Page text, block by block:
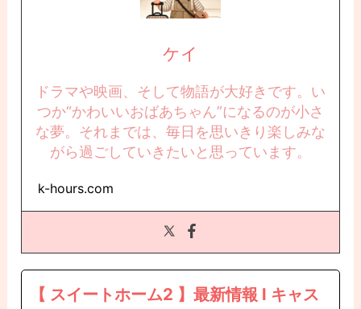
ケイ
ドラマや映画、そして物語が大好きです。い
つか“かわいいおばあちゃん”になるのが小さ
な夢。それまでは、毎日を思いきり楽しみな
がら過ごしていきたいと思っています。
k-hours.com
【 スイートホーム2 】最新情報 l キャス